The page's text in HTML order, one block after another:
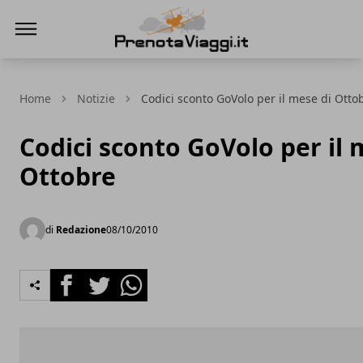
Home Notizie Codici sconto GoVolo per il mese di
Codici sconto GoVolo per il
Ottobre
di Redazione08/10/2010
FacebookTwitterWhatsapp